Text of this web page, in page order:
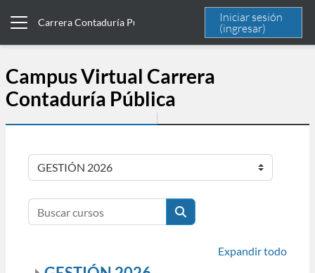
Carrera Contaduría Pública
Iniciar sesión
(ingresar)
Campus Virtual Carrera
Contaduría Pública
Categorías
Buscar cursos
Buscar cursos
Expandir todo